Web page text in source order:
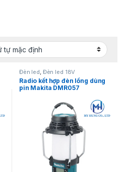
Đèn led Đèn led 18V
Radio kết hợp đèn lồng dùng
pin Makita DMR057